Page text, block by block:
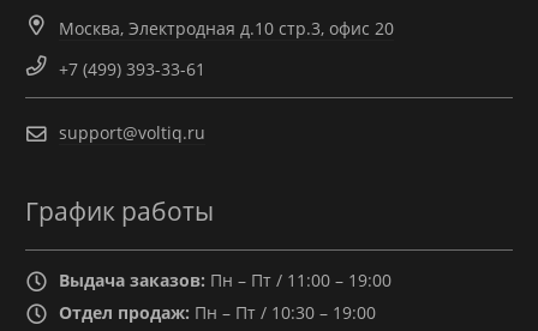
Москва, Электродная д.10 стр.3, офис 20
+7 (499) 393-33-61
support@voltiq.ru
График работы
Выдача заказов: Пн – Пт / 11:00 – 19:00
Отдел продаж: Пн – Пт / 10:30 – 19:00